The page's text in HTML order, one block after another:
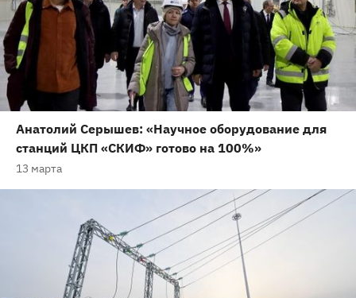
Анатолий Серышев: «Научное оборудование для
станций ЦКП «СКИФ» готово на 100%»
13 марта